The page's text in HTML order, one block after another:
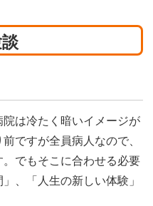
は冷たく暗いイメージが
ですが全員病人なので、
でもそこに合わせる必要
、「人生の新しい体験」